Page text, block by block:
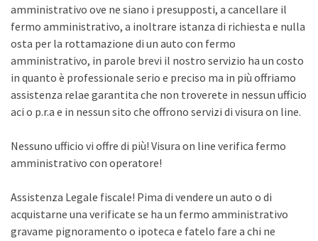
amministrativo ove ne siano i presupposti, a cancellare il
fermo amministrativo, a inoltrare istanza di richiesta e nulla
osta per la rottamazione di un auto con fermo
amministrativo, in parole brevi il nostro servizio ha un costo
in quanto è professionale serio e preciso ma in più offriamo
assistenza relae garantita che non troverete in nessun ufficio
aci o p.r.a e in nessun sito che offrono servizi di visura on line.
Nessuno ufficio vi offre di più! Visura on line verifica fermo
amministrativo con operatore!
Assistenza Legale fiscale! Pima di vendere un auto o di
acquistarne una verificate se ha un fermo amministrativo
gravame pignoramento o ipoteca e fatelo fare a chi ne